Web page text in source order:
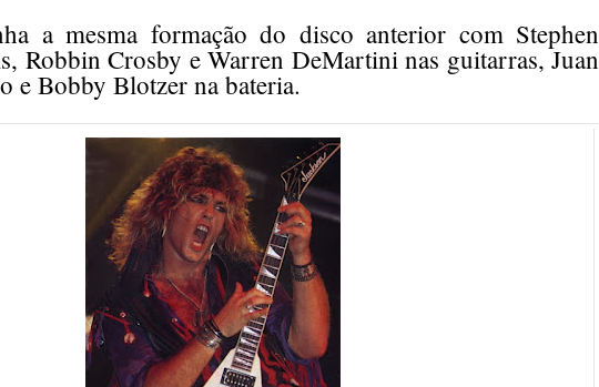
a mesma formação do disco anterior com Stephen
Robbin Crosby e Warren DeMartini nas guitarras, Juan
e Bobby Blotzer na bateria.